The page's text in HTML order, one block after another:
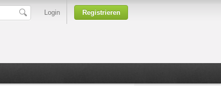
Login Registrieren